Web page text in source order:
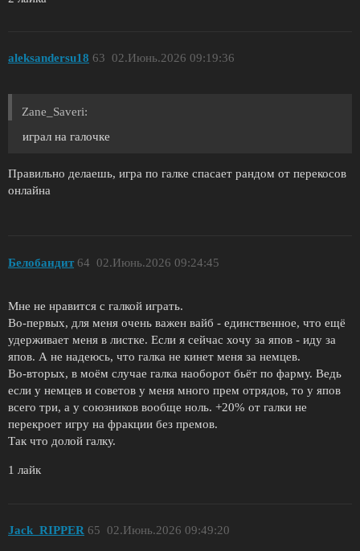
aleksandersu18 02.Июнь.2026 09:19:36
63
Zane_Saveri:
играл на галочке
Правильно делаешь, игра по галке спасает рандом от перекосов
онлайна
Белобандит 02.Июнь.2026 09:24:45
64
Мне не нравится с галкой играть.
Во-первых, для меня очень важен вайб - единственное, что ещё
удерживает меня в листке. Если я сейчас хочу за япов - иду за
япов. А не надеюсь, что галка не кинет меня за немцев.
Во-вторых, в моём случае галка наоборот бьёт по фарму. Ведь
если у немцев и советов у меня много прем отрядов, то у япов
всего три, а у союзников вообще ноль. +20% от галки не
перекроет игру на фракции без премов.
Так что долой галку.
1 лайк
Jack_RIPPER 02.Июнь.2026 09:49:20
65